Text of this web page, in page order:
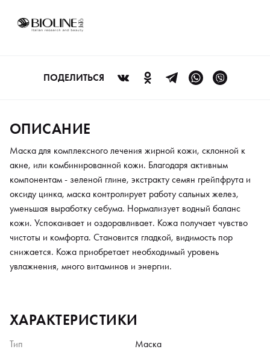
кожи. Успокаивает и оздоравливает. Кожа получает чувство
чистоты и комфорта. Становится гладкой, видимость пор
ПОДЕЛИТЬСЯ
ОПИСАНИЕ
Маска для комплексного лечения жирной кожи, склонной к
акне, или комбинированной кожи. Благодаря активным
компонентам - зеленой глине, экстракту семян грейпфрута и
оксиду цинка, маска контролирует работу сальных желез,
уменьшая выработку себума. Нормализует водный баланс
кожи. Успокаивает и оздоравливает. Кожа получает чувство
чистоты и комфорта. Становится гладкой, видимость пор
снижается. Кожа приобретает необходимый уровень
увлажнения, много витаминов и энергии.
ХАРАКТЕРИСТИКИ
Тип
Маска